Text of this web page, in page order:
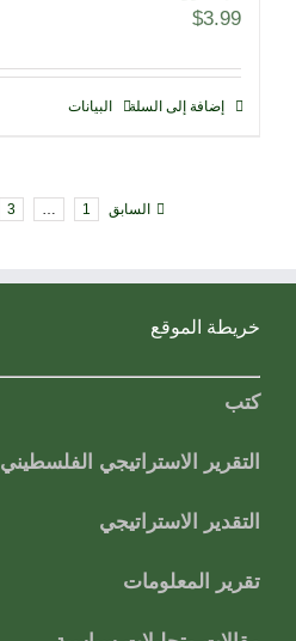
$3.99
إضافة إلى السلة البيانات
السابق 1
…
3
خريطة الموقع
كتب
التقرير الاستراتيجي الفلسطيني
التقدير الاستراتيجي
تقرير المعلومات